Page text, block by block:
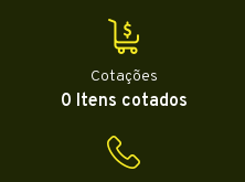
Cotações
0 Itens cotados